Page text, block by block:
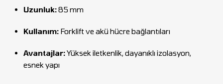
Uzunluk:85 mm
Kullanım: Forklift ve akü hücre bağlantıları
Avantajlar:Yüksek iletkenlik, dayanıklı izolasyon,
esnek yapı